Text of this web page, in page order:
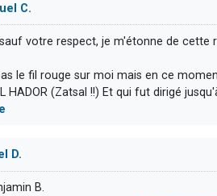
C.
sauf votre respect, je m'étonne de cette
le fil rouge sur moi mais en ce
HADOR (Zatsal !!) Et qui fut dirigé
D.
B.